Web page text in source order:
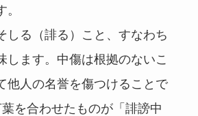
しる（誹る）こと、すなわち
します。中傷は根拠のないこ
他人の名誉を傷つけることで
を合わせたものが「誹謗中